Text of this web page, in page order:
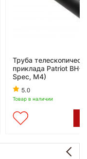
Труба
приклада Patriot BH-
Spec, M4)
5.0
Товар в наличии